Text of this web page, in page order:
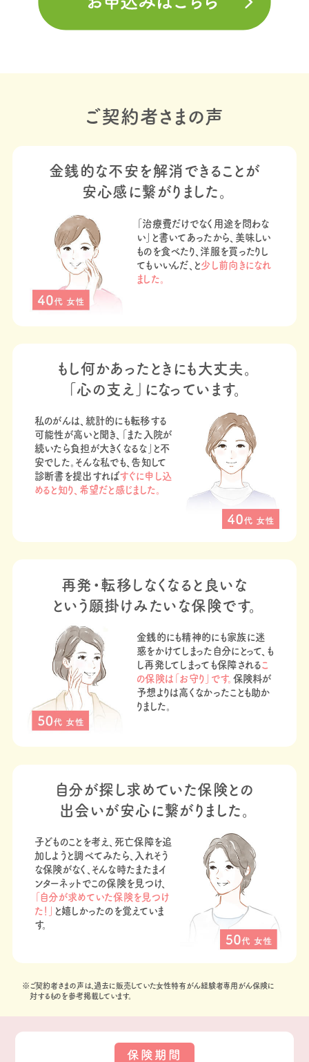
ご契約者さまの声​
金銭的な不安を解消できることが
安心感に繋がりました。
「治療費だけでなく用途を問わな
い」と書いてあったから、美味しい
ものを食べたり、洋服を買ったりし
てもいいんだ、と少し前向きになれ
ました。
もし何かあったときにも大丈夫。
「心の支え」になっています。​
私のがんは、統計的にも転移する
可能性が高いと聞き、「また入院が
続いたら負担が大きくなるな」と不
安でした。そんな私でも、告知して
診断書を提出すればすぐに申し込
めると知り、希望だと感じました。​
再発・転移しなくなると良いな
​という願掛けみたいな保険です。
金銭的にも精神的にも家族に迷
惑をかけてしまった自分にとって、も
し再発してしまっても保障されるこ
の保険は「お守り」です。 保険料が
予想よりは高くなかったことも助か
りました。​
自分が探し求めていた保険との
出会いが安心に繋がりました。
子どものことを考え、死亡保障を追
加しようと調べてみたら、入れそう
な保険がなく、そんな時たまたまイ
ンターネットでこの保険を見つけ、
「自分が求めていた保険を見つけ
た！」
と嬉しかったのを覚えていま
す。​​
※ご契約者さまの声は、過去に販売していた女性特有がん経験者専用がん保険に
対するものを参考掲載しています。
保険期間